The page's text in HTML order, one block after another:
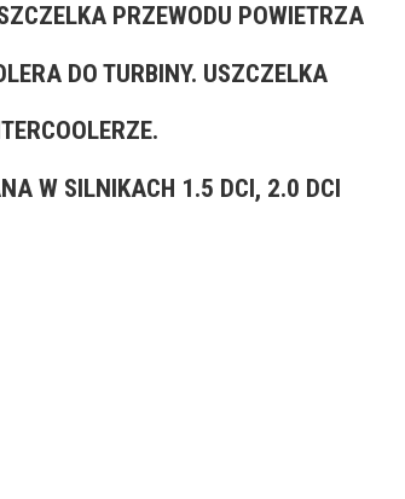
PRZEWODU POWIETRZA
DO TURBINY. USZCZELKA
W SILNIKACH 1.5 DCI, 2.0 DCI